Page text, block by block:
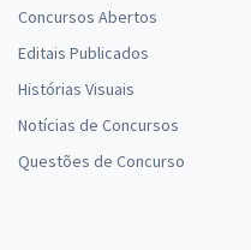
Concursos Abertos
Editais Publicados
Histórias Visuais
Notícias de Concursos
Questões de Concurso